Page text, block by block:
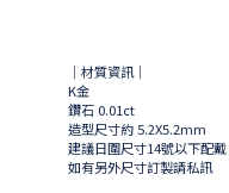
｜材質資訊｜
K金
鑽石 0.01ct
造型尺寸約 5.2X5.2mm
建議日圍尺寸14號以下配戴
如有另外尺寸訂製請私訊